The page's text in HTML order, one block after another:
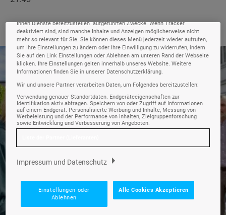
Fotoquelle: © ARD Degeto Film/Arnim Thomaß
Ihnen Dienste bereitzustellen“ aufgeführten Zwecke. Wenn Tracker
deaktiviert sind, sind manche Inhalte und Anzeigen möglicherweise nicht
mehr so relevant für Sie. Sie können dieses Menü jederzeit wieder aufrufen,
um Ihre Einstellungen zu ändern oder Ihre Einwilligung zu widerrufen, indem
Sie auf den Link Einstellungen oder Ablehnen am unteren Rand der Webseite
klicken. Ihre Einstellungen gelten innerhalb unseres Website. Weitere
Informationen finden Sie in unserer Datenschutzerklärung.
Wir und unsere Partner verarbeiten Daten, um Folgendes bereitzustellen:
Verwendung genauer Standortdaten. Endgeräteeigenschaften zur
Identifikation aktiv abfragen. Speichern von oder Zugriff auf Informationen
auf einem Endgerät. Personalisierte Werbung und Inhalte, Messung von
Werbeleistung und der Performance von Inhalten, Zielgruppenforschung
sowie Entwicklung und Verbesserung von Angeboten.
Impressum und Datenschutz
Einstellungen oder
Ablehnen
Alle Cookies Akzeptieren